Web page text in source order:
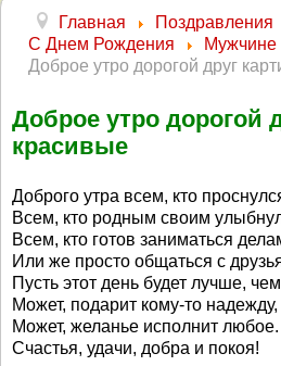
Главная
Поздравления
С Днем Рождения
Мужчине
Доброе утро дорогой друг
Доброе утро дорогой
красивые
Доброго утра всем, кто
Всем, кто родным своим
Всем, кто готов заниматься
Или же просто общаться с
Пусть этот день будет лучше,
Может, подарит кому-то надежду,
Может, желанье исполнит любое.
Счастья, удачи, добра и покоя!